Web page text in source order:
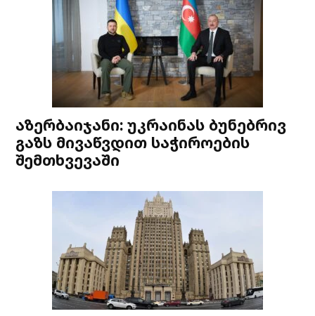
აზერბაიჯანი: უკრაინას ბუნებრივ
გაზს მივაწვდით საჭიროების
შემთხვევაში